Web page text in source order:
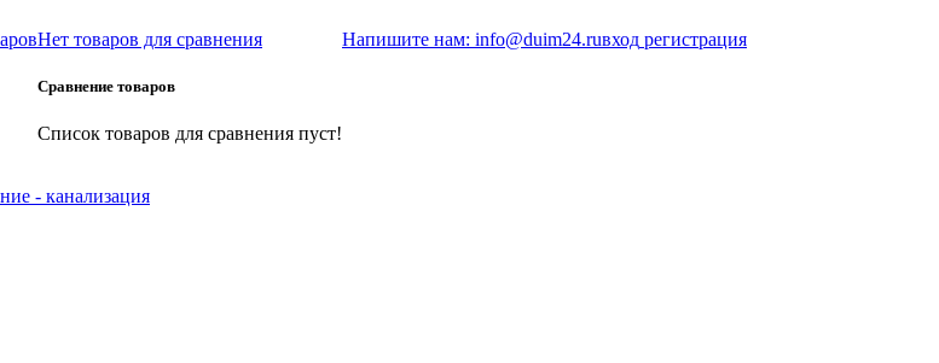
Нет товаров для сравнения
Сравнение товаров
Список товаров для сравнения пуст!
Напишите нам: info@duim24.ruвход регистрация
- канализация